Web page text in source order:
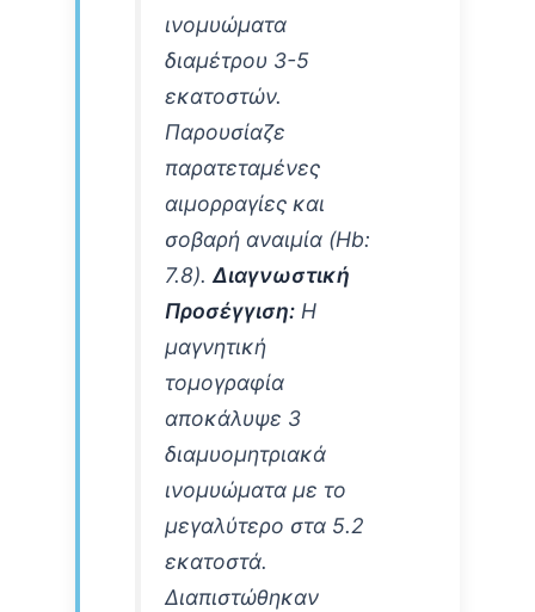
ινομυώματα
διαμέτρου 3-5
εκατοστών.
Παρουσίαζε
παρατεταμένες
αιμορραγίες και
σοβαρή αναιμία (Hb:
7.8).Διαγνωστική
Προσέγγιση: Η
μαγνητική
τομογραφία
αποκάλυψε 3
διαμυομητριακά
ινομυώματα με το
μεγαλύτερο στα 5.2
εκατοστά.
Διαπιστώθηκαν